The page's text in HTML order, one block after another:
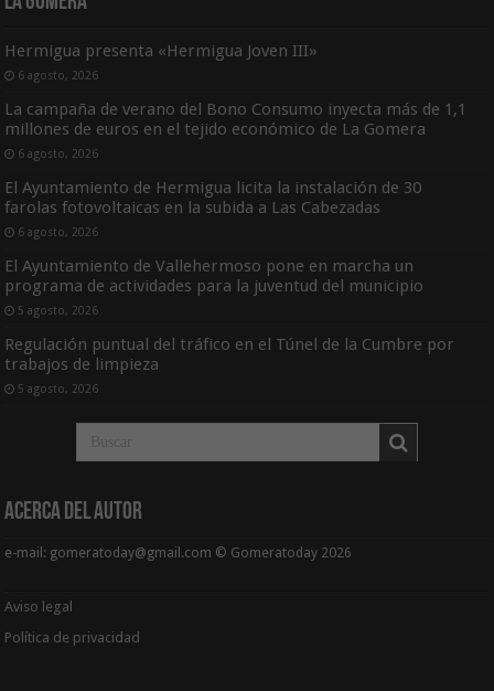
Hermigua presenta «Hermigua Joven III»
6 agosto, 2026
La campaña de verano del Bono Consumo inyecta más de 1,1
millones de euros en el tejido económico de La Gomera
6 agosto, 2026
El Ayuntamiento de Hermigua licita la instalación de 30
farolas fotovoltaicas en la subida a Las Cabezadas
6 agosto, 2026
El Ayuntamiento de Vallehermoso pone en marcha un
programa de actividades para la juventud del municipio
5 agosto, 2026
Regulación puntual del tráfico en el Túnel de la Cumbre por
trabajos de limpieza
5 agosto, 2026
Acerca del Autor
e-mail: gomeratoday@gmail.com © Gomeratoday 2026
Aviso legal
Política de privacidad